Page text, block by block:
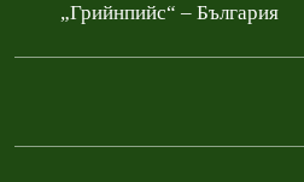
„Грийнпийс“ – България